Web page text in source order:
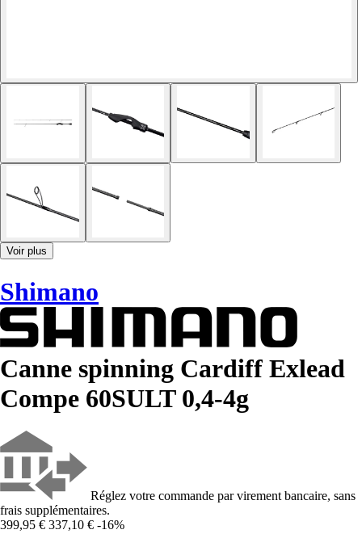
Voir plus
Shimano
Canne spinning Cardiff Exlead
Compe 60SULT 0,4-4g
Réglez votre commande par virement bancaire, sans
frais supplémentaires.
399,95 € 337,10 € -16%